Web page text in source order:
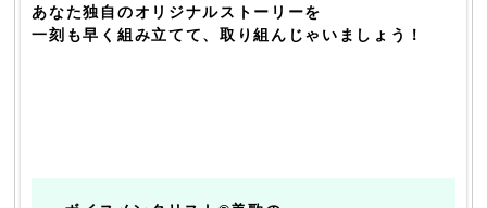
あなた独自のオリジナルストーリーを
一刻も早く組み立てて、取り組んじゃいましょう！